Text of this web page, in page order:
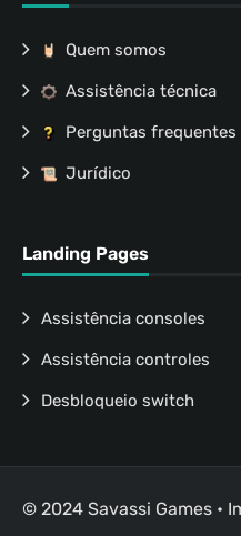
Quem somos
Assistência técnica
Perguntas frequentes
Jurídico
Landing Pages
Assistência consoles
Assistência controles
Desbloqueio switch
© 2024 Savassi Games •